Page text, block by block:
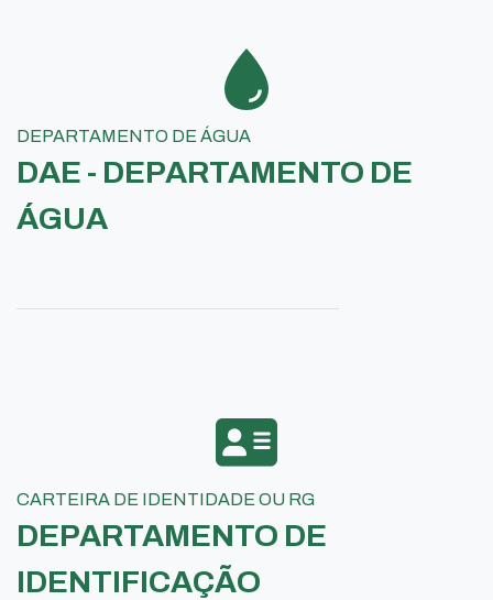
DEPARTAMENTO DE ÁGUA
DAE - DEPARTAMENTO DE
ÁGUA
CARTEIRA DE IDENTIDADE OU RG
DEPARTAMENTO DE
IDENTIFICAÇÃO